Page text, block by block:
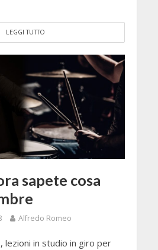
LEGGI TUTTO
sapete cosa
Alfredo Romeo
lezioni in studio in giro per